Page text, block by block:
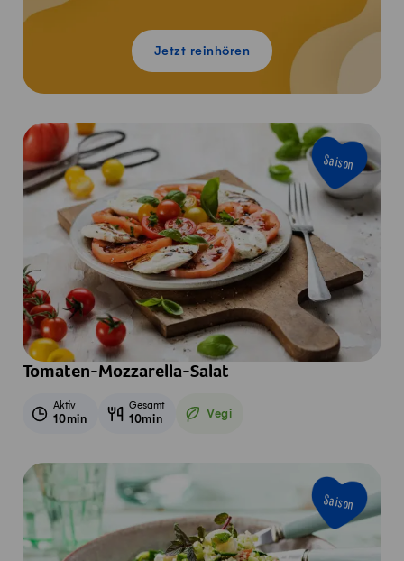
Jetzt reinhören
Saison
Tomaten-Mozzarella-Salat
Aktiv
10min
Gesamt
10min Vegi
Vegetarisch
Saison